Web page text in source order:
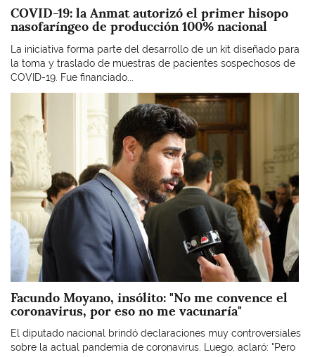
COVID-19: la Anmat autorizó el primer hisopo
nasofaríngeo de producción 100% nacional
La iniciativa forma parte del desarrollo de un kit diseñado para
la toma y traslado de muestras de pacientes sospechosos de
COVID-19. Fue financiado...
Facundo Moyano, insólito: "No me convence el
coronavirus, por eso no me vacunaría"
El diputado nacional brindó declaraciones muy controversiales
sobre la actual pandemia de coronavirus. Luego, aclaró: "Pero